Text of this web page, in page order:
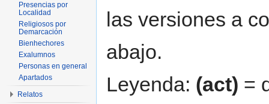
las versiones a
abajo.
Leyenda: (act) =
Presencias por
Localidad
Religiosos por
Demarcación
Bienhechores
Exalumnos
Personas en general
Apartados
Relatos